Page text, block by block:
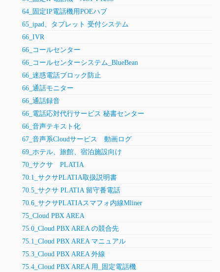
64_固定IP電話機用POEハブ
65_ipad、タブレット 受付システム
66_IVR
66_コールセンター
66_コールセンターシステム_BlueBean
66_迷惑電話ブロック防止
66_通話モニター
66_通話録音
66_電話応対代行サービス 秘書センター
66_音声テキスト化
67_音声系Cloudサービス 動画ログ
69_ホテル、旅館、宿泊施設向け
70_サクサ PLATIA
70.1_サクサPLATIA取扱説明書
70.5_サクサ PLATIA 留守番電話
70.6_サクサPLATIAスマフォ内線Mliner
75_Cloud PBX AREA
75.0_Cloud PBX AREA の競合先
75.1_Cloud PBX AREA マニュアル
75.3_Cloud PBX AREA 外線
75.4_Cloud PBX AREA 用_固定電話機